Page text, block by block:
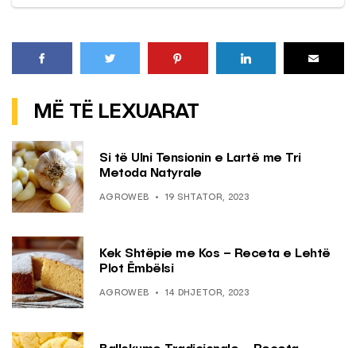
MË TË LEXUARAT
Si të Ulni Tensionin e Lartë me Tri
Metoda Natyrale
AGROWEB 19 SHTATOR, 2023
Kek Shtëpie me Kos – Receta e Lehtë
Plot Ëmbëlsi
AGROWEB 14 DHJETOR, 2023